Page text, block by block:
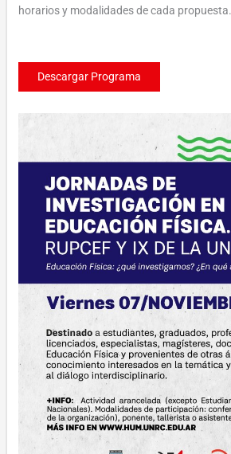
horarios y modalidades de cada propuesta.
Descargar Programa